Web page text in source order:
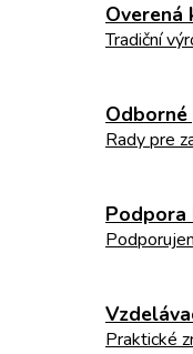
Overená
Tradiční
Rady pre
Podpora
Praktické